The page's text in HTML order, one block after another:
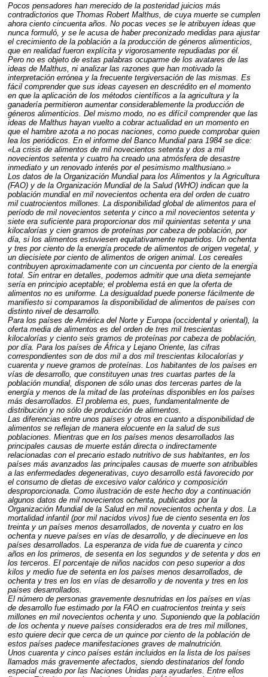
Pocos pensadores han merecido de la posteridad juicios más
contradictorios que Thomas Robert Malthus, de cuya muerte se cumplen
ahora ciento cincuenta años. No pocas veces se le atribuyen ideas que
nunca formuló, y se le acusa de haber preconizado medidas para ajustar
el crecimiento de la población a la producción de géneros alimenticios,
que en realidad fueron explícita y vigorosamente repudiadas por él.
Pero no es objeto de estas palabras ocuparme de los avatares de las
ideas de Malthus, ni analizar las razones que han motivado la
interpretación errónea y la frecuente tergiversación de las mismas. Es
fácil comprender que sus ideas cayesen en descrédito en el momento
en que la aplicación de los métodos científicos a la agricultura y la
ganadería permitieron aumentar considerablemente la producción de
géneros alimenticios. Del mismo modo, no es difícil comprender que las
ideas de Malthus hayan vuelto a cobrar actualidad en un momento en
que el hambre azota a no pocas naciones, como puede comprobar quien
lea los periódicos. En el informe del Banco Mundial para 1984 se dice:
«La crisis de alimentos de mil novecientos setenta y dos a mil
novecientos setenta y cuatro ha creado una atmósfera de desastre
inmediato y un renovado interés por el pesimismo malthusiano.»
Los datos de la Organización Mundial para los Alimentos y la Agricultura
(FAO) y de la Organización Mundial de la Salud (WHO) indican que la
población mundial en mil novecientos ochenta era del orden de cuatro
mil cuatrocientos millones. La disponibilidad global de alimentos para el
período de mil novecientos setenta y cinco a mil novecientos setenta y
siete era suficiente para proporcionar dos mil quinientas setenta y una
kilocalorías y cien gramos de proteínas por cabeza de población, por
día, si los alimentos estuviesen equitativamente repartidos. Un ochenta
y tres por ciento de la energía procede de alimentos de origen vegetal, y
un diecisiete por ciento de alimentos de origen animal. Los cereales
contribuyen aproximadamente con un cincuenta por ciento de la energía
total. Sin entrar en detalles, podemos admitir que una dieta semejante
sería en principio aceptable; el problema está en que la oferta de
alimentos no es uniforme. La desigualdad puede ponerse fácilmente de
manifiesto si comparamos la disponibilidad de alimentos de países con
distinto nivel de desarrollo.
Para los países de América del Norte y Europa (occidental y oriental), la
oferta media de alimentos es del orden de tres mil trescientas
kilocalorías y ciento seis gramos de proteínas por cabeza de población,
por día. Para los países de África y Lejano Oriente, las cifras
correspondientes son de dos mil a dos mil trescientas kilocalorías y
cuarenta y nueve gramos de proteínas. Los habitantes de los países en
vías de desarrollo, que constituyen unas tres cuartas partes de la
población mundial, disponen de sólo unas dos terceras partes de la
energía y menos de la mitad de las proteínas disponibles en los países
más desarrollados. El problema es, pues, fundamentalmente de
distribución y no sólo de producción de alimentos.
Las diferencias entre unos países y otros en cuanto a disponibilidad de
alimentos se reflejan de manera elocuente en la salud de sus
poblaciones. Mientras que en los países menos desarrollados las
principales causas de muerte están directa o indirectamente
relacionadas con el precario estado nutritivo de sus habitantes, en los
países más avanzados las principales causas de muerte son atribuibles
a las enfermedades degenerativas, cuyo desarrollo está favorecido por
el consumo de dietas de excesivo valor calórico y composición
desproporcionada. Como ilustración de este hecho doy a continuación
algunos datos de mil novecientos ochenta, publicados por la
Organización Mundial de la Salud en mil novecientos ochenta y dos. La
mortalidad infantil (por mil nacidos vivos) fue de ciento sesenta en los
treinta y un países menos desarrollados, de noventa y cuatro en los
ochenta y nueve países en vías de desarrollo, y de diecinueve en los
países desarrollados. La esperanza de vida fue de cuarenta y cinco
años en los primeros, de sesenta en los segundos y de setenta y dos en
los terceros. El porcentaje de niños nacidos con peso superior a dos
kilos y medio fue de setenta en los países menos desarrollados, de
ochenta y tres en los en vías de desarrollo y de noventa y tres en los
países desarrollados.
El número de personas gravemente desnutridas en los países en vías
de desarrollo fue estimado por la FAOen cuatrocientos treinta y seis
millones en mil novecientos ochenta y uno. Suponiendo que la población
de los ochenta y nueve países considerados era de tres mil millones,
esto quiere decir que cerca de un quince por ciento de la población de
estos países padece manifestaciones graves de malnutrición.
Unos cuarenta y cinco países están incluidos en la lista de los países
llamados más gravemente afectados, siendo destinatarios del fondo
especial creado por las Naciones Unidas para ayudarles. Entre ellos